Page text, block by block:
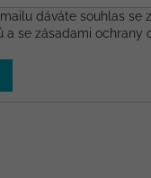
dáváte souhlas se
a se zásadami ochrany